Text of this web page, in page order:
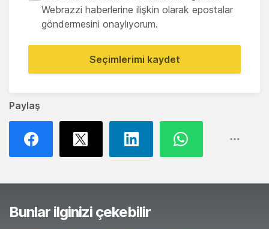
Paylaş
Webrazzi haberlerine ilişkin olarak epostalar
göndermesini onaylıyorum.
Seçimlerimi kaydet
Bunlar ilginizi çekebilir